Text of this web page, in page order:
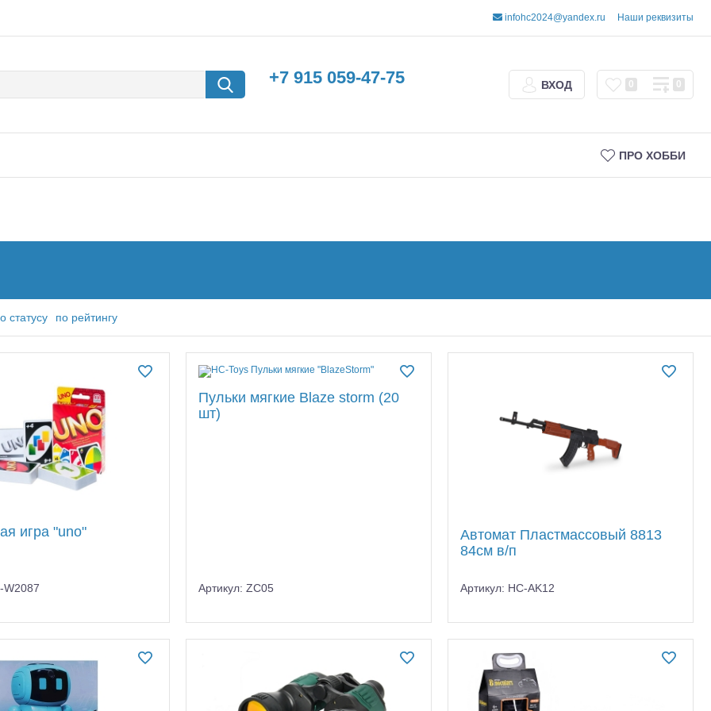
infohc2024@yandex.ru Наши реквизиты
+7 915 059-47-75 ВХОД 0 0
ПРО ХОББИ
статусу по рейтингу
игра "uno"
W2087
Пульки мягкие Blaze storm (20
шт)
Артикул: ZC05
Автомат Пластмассовый 8813
84см в/п
Артикул: HC-AK12